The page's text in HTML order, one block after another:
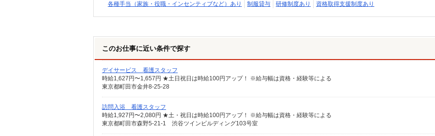
各種手当（家族・役職・インセンティブなど）あり
制服貸与 研修制度あり 資格取得支援制度あり
このお仕事に近い条件で探す
デイサービス 看護スタッフ
時給1,627円〜1,657円 ★土日祝日は時給100円アップ！ ※給与幅は資格・経験等による
東京都町田市金井8-25-28
訪問入浴 看護スタッフ
時給1,927円〜2,080円 ★土・祝日は時給100円アップ！ ※給与幅は資格・経験等による
東京都町田市森野5-21-1 渋谷ツインビルディング103号室